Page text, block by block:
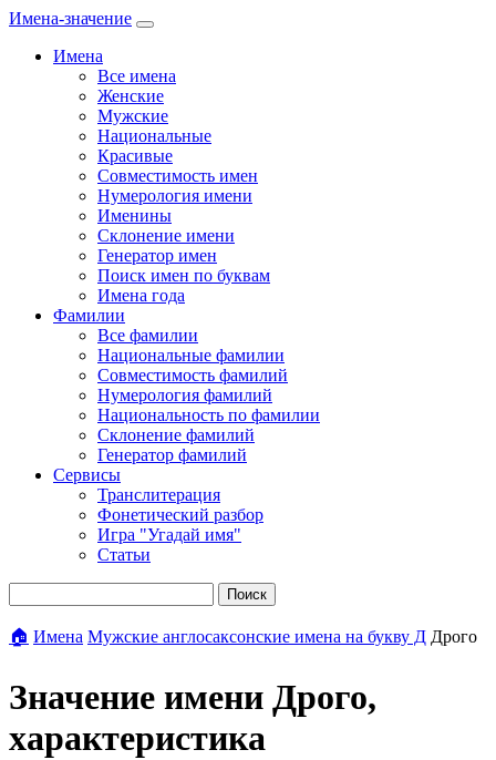
Имена-значение
Имена
Все имена
Женские
Мужские
Национальные
Красивые
Совместимость имен
Нумерология имени
Именины
Склонение имени
Генератор имен
Поиск имен по буквам
Имена года
Фамилии
Все фамилии
Национальные фамилии
Совместимость фамилий
Нумерология фамилий
Национальность по фамилии
Склонение фамилий
Генератор фамилий
Сервисы
Транслитерация
Фонетический разбор
Игра "Угадай имя"
Статьи
Поиск
🏠 Имена Мужские англосаксонские имена на букву Д Дрого
Значение имени Дрого,
характеристика